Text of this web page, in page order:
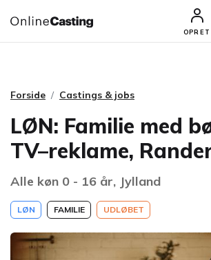
OPRET
CASTINGS & JOBS SØG
Forside Castings & jobs
LØN: Familie med
TV–reklame,
Alle køn 0 - 16 år, Jylland
LØN FAMILIE UDLØBET